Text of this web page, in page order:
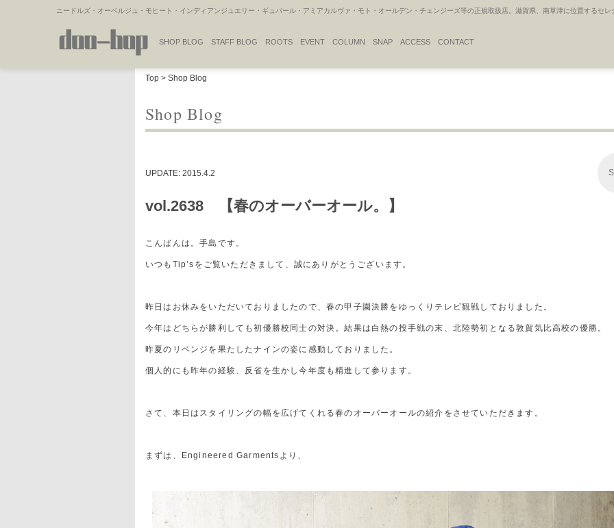
ニードルズ・オーベルジュ・モヒート・インディアンジュエリー・ギュパール・アミアカルヴァ・モト・オールデン・チェンジーズ等の正規取扱店。滋賀県、南草津に位置するセ
SHOP BLOG STAFF BLOG ROOTS EVENT COLUMN SNAP ACCESS CONTACT
Top > Shop Blog
Shop Blog
UPDATE: 2015.4.2
vol.2638 【春のオーバーオール。】
こんばんは。手島です。
いつもTip’sをご覧いただきまして、誠にありがとうございます。
昨日はお休みをいただいておりましたので、春の甲子園決勝をゆっくりテレビ観戦しておりました。
今年はどちらが勝利しても初優勝校同士の対決。結果は白熱の投手戦の末、北陸勢初となる敦賀気比高校の優勝。
昨夏のリベンジを果たしたナインの姿に感動しておりました。
個人的にも昨年の経験、反省を生かし今年度も精進して参ります。
さて、本日はスタイリングの幅を広げてくれる春のオーバーオールの紹介をさせていただきます。
まずは、Engineered Garmentsより、